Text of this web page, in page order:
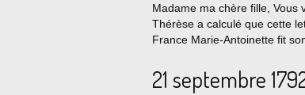
Madame ma chère fille, Vous
Thérèse a calculé que cette
France Marie-Antoinette fit
21 septembre